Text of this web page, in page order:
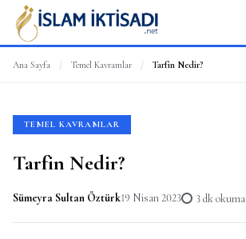
Ana Sayfa / Temel Kavramlar / Tarfin Nedir?
TEMEL KAVRAMLAR
Tarfin Nedir?
Sümeyra Sultan Öztürk19 Nisan 2023 3 dk okuma